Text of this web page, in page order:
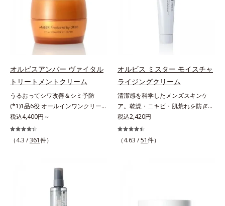
＝乱れた角層にうるおいを与え、肌
荒れを防ぐ保湿成分*5 ウォッシュ
を除くLM＝さっぱり高保湿タイプ
（脂性肌～普通肌）RM＝しっとり
高保湿タイプ（普通肌～超乾性肌）
ミ・ソバカスを防ぐ（ウォッシュを
除く）*2 オルビス内スキンケアシ
リーズの保湿力*3 年齢に応じたお
手入れのこと*4 うるおいによる
*5 乾燥、ハリ・ツヤのなさ*6
セラカエルレア果汁、ノバラエキス
配合＝うるおいを与えハリと透明感
に満ちた肌へ導く保湿成分*9 メマ
ツヨイグサ抽出液、スイカズラエキ
ス配合＝角層のすみずみまで水分・
油分を保ち、ハリ・ツヤを与える保
湿成分*10 気持ちのこと
くすみ(*6)などが現れている状態で
ある「透明感のなさ」が現れること
で大人の肌印象に大きな影響を与え
ていることが分かりました。そこで
オルビスユー ドットシリーズは美
容成分(*7)として「G.D.F.アクティ
ベーター(*8)」を配合。そして、従
来から配合している美白有効成分
「トラネキサム酸」を配合しまし
た。さらに、シリーズ共通の美容成
分(*7)「GLルートブースター(*9)」
を配合することで、肌のふっくら感
や透明感を叶えます。美白ケアしな
(*10)のハリと透明感を。効果的な
シナジー設計で、あなたのエイジン
グケアを応援します。*1 メラニン
の生成を抑え、シミ・ソバカスを防
をキープしながら、やわらかさをア
ップ。美白(*1)と保湿の両方にアプ
ローチする「トラネキサム酸-
SG(*3)」、肌荒れや日焼けによる肌
ン酸ジカリウム(*4)」など、たっぷ
りの保湿成分が浸透しやすい肌環境
を叶えます。はじめはピタッと密着
するテクスチャーは、肌になじむご
とにもっちり質感に、最後はなめら
かな水膜へと3変化。普段の保湿液
をこのジェルにおきかえて塗って眠
るだけで、うるおいながらもベタつ
と*3 明るく澄んだ肌を目指す保湿
オルビスアンバー ヴァイタル
トリートメントクリーム
うるおってシワ改善＆シミ予防
(*1)1品6役 オールインワンクリー
ム。オルビスアンバーは、いつも⾃
然体で美しくありたいと願う⼤⼈世
代に寄り添うブランドです。年齢印
世代の肌に向き合い、手軽なお手入
れで賢いケアを。ライフスタイルに
なじむ、若々しい印象(*2)作りのサ
ポートをします。オルビスアンバー
税込4,400円～
（4.3 /361件）
オルビス ミスター モイスチャ
ライジングクリーム
清潔感を科学したメンズスキンケ
ア。乾燥・ニキビ・肌荒れを防ぎハ
リ・ツヤのある、好印象な清潔透明
肌(*1)へ。オルビスミスターは、男
性の清潔感、爽やかさ、若々しさの
の乾燥・テカリへのケアはそのまま
税込2,420円
（4.63 /51件）